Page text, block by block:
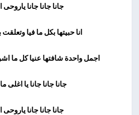
جانا جانا جانا ياروحى
انا حبيتها بكل ما فيا وتعلقت
اجمل واحدة شافتها عنيا كل ما
جانا جانا جانا يا اغلى
جانا جانا جانا ياروحى